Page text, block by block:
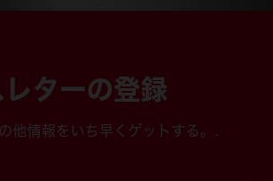
ターの登録
他情報をいち早くゲットする。.